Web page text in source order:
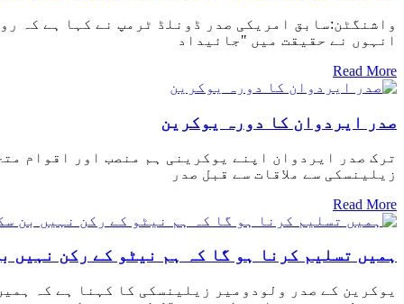
واشنگٹن:سابق امریکی صدر ڈونلڈ ٹرمپ نے کہا ہے کہ
انہوں نے حقیقت میں "جائیداد
Read More
صدر ایردوان کا دورہ یوکرین
ترک صدر ایردوان اپنے یوکرینی ہم منصب اور اقوام
زیلینسکی سے ملاقات سے قبل صدر
Read More
ہمیں تسلیم کرنا ہو گا کہ ہم نیٹو کے رکن نہیں
یوکرین کے صدر ولودومیر زیلینسکی کا کہنا ہے کہ